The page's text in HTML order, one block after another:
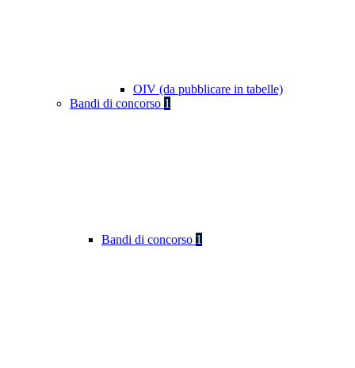
OIV (da pubblicare in tabelle)
Bandi di concorso 1
Bandi di concorso 1